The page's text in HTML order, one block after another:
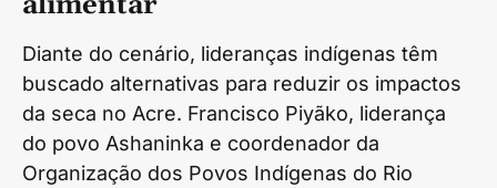
Diante do cenário, lideranças indígenas têm
buscado alternativas para reduzir os impactos
da seca no Acre. Francisco Piyãko, liderança
do povo Ashaninka e coordenador da
Organização dos Povos Indígenas do Rio